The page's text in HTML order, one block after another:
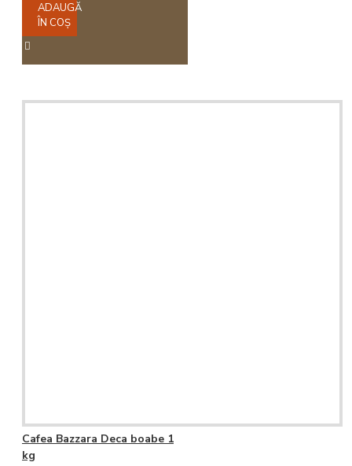
ADAUGĂ
ÎN COŞ
Cafea Bazzara Deca boabe 1
kg